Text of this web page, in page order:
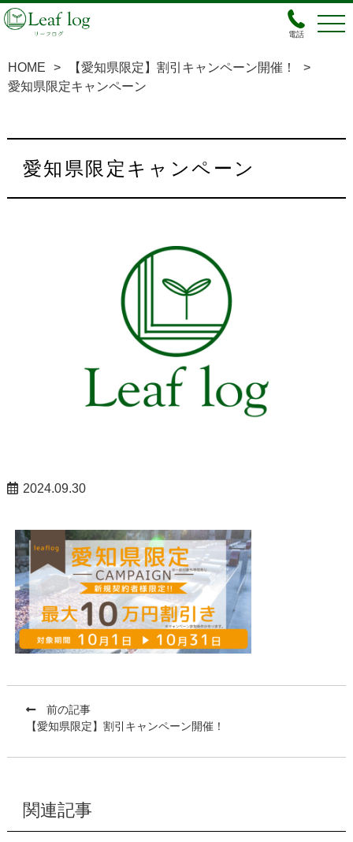
電話
HOME > 【愛知県限定】割引キャンペーン開催！
>
愛知県限定キャンペーン
愛知県限定キャンペーン
2024.09.30
前の記事
【愛知県限定】割引キャンペーン開催！
関連記事